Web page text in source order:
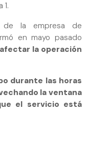
1.
de la empresa de
en mayo pasado
la operación
durante las horas
la ventana
el servicio está